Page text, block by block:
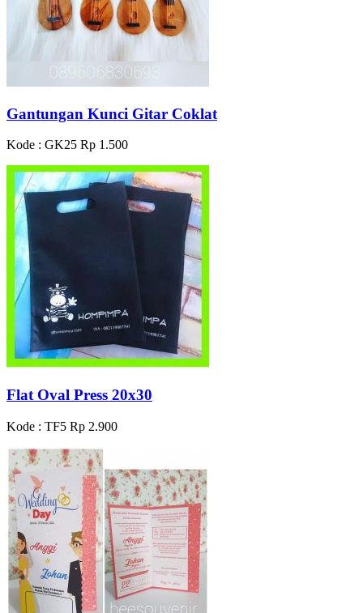
Gantungan Kunci Gitar Coklat
Kode : GK25 Rp 1.500
Flat Oval Press 20x30
Kode : TF5 Rp 2.900